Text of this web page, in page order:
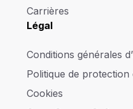
Carrières
Légal
Conditions générales
Politique de protection
Cookies